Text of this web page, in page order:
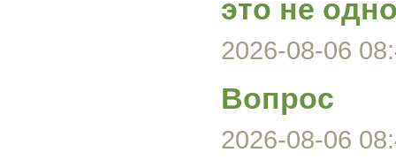
это не
2026-08-06
Вопрос
2026-08-06